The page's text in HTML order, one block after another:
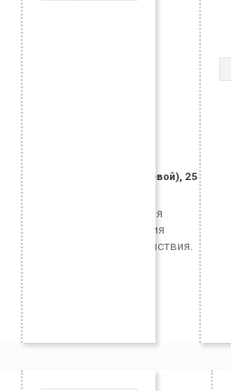
Гидротэкс К (кистевой), 25
Тонкослойная
гидроизоляция
проникающего действия.